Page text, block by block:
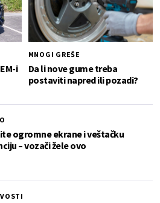
i
MNOGI GREŠE
Da li nove gume treba
postaviti napred ili pozadi?
ogromne ekrane i veštačku
– vozači žele ovo